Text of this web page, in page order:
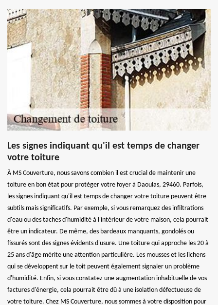
Les signes indiquant qu'il est temps de changer
votre toiture
À MS Couverture, nous savons combien il est crucial de maintenir une
toiture en bon état pour protéger votre foyer à Daoulas, 29460. Parfois,
les signes indiquant qu'il est temps de changer votre toiture peuvent être
subtils mais significatifs. Par exemple, si vous remarquez des infiltrations
d'eau ou des taches d'humidité à l'intérieur de votre maison, cela pourrait
être un indicateur. De même, des bardeaux manquants, gondolés ou
fissurés sont des signes évidents d'usure. Une toiture qui approche les 20 à
25 ans d'âge mérite une attention particulière. Les mousses et les lichens
qui se développent sur le toit peuvent également signaler un problème
d'humidité. Enfin, si vous constatez une augmentation inhabituelle de vos
factures d'énergie, cela pourrait être dû à une isolation défectueuse de
votre toiture. Chez MS Couverture, nous sommes à votre disposition pour